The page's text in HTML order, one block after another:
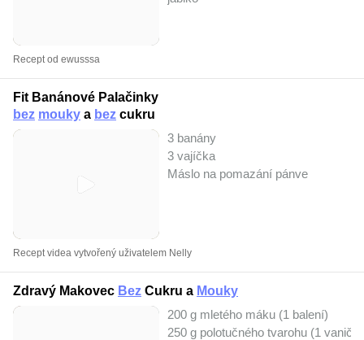
Recept od ewusssa
Fit Banánové Palačinky
bez mouky a bez cukru
3 banány
3 vajíčka
Máslo na pomazání pánve
Recept videa vytvořený uživatelem Nelly
Zdravý Makovec Bez Cukru a Mouky
200 g mletého máku (1 balení)
250 g polotučného tvarohu (1